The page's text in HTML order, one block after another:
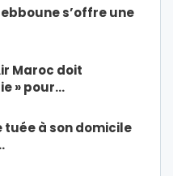
s’offre une
Maroc doit
» pour…
tuée à son domicile